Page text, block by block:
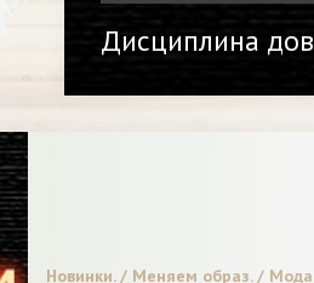
Дисциплина
Новинки. / Меняем образ. /